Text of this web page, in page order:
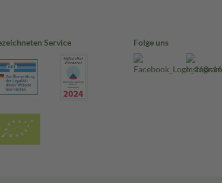
Service Folge uns